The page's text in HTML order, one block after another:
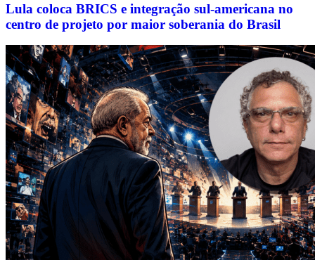
Lula coloca BRICS e integração sul-americana no
centro de projeto por maior soberania do Brasil